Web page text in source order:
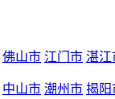
佛山市 江门市 湛江
中山市 潮州市 揭阳